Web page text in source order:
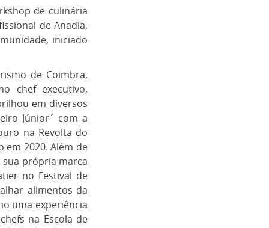
de culinária
de Anadia,
iniciado
de Coimbra,
chef executivo,
em diversos
Júnior´ com a
na Revolta do
em 2020. Além de
sua própria marca
no Festival de
alimentos da
uma experiência
na Escola de